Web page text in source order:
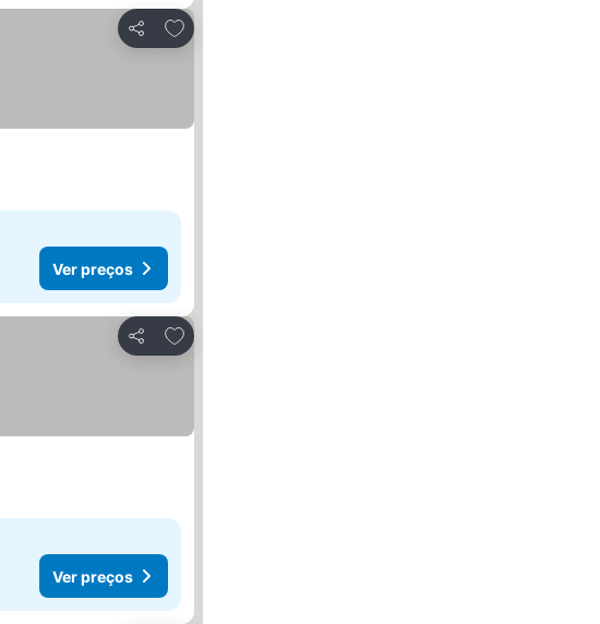
Partilhar
Adicionar aos favoritos
Ver preços
Partilhar
Adicionar aos favoritos
Ver preços